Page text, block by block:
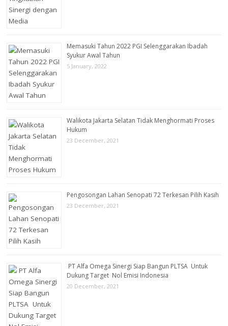
Memasuki Tahun 2022 PGI Selenggarakan Ibadah
Syukur Awal Tahun
5 January, 2022
Walikota Jakarta Selatan Tidak Menghormati Proses
Hukum
23 December, 2021
Pengosongan Lahan Senopati 72 Terkesan Pilih Kasih
23 December, 2021
PT Alfa Omega Sinergi Siap Bangun PLTSA Untuk
Dukung Target Nol Emisi Indonesia
20 December, 2021